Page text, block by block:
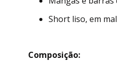
Short liso, em
Composição: